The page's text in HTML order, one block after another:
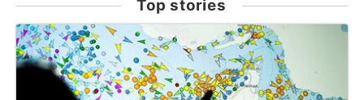
Top stories